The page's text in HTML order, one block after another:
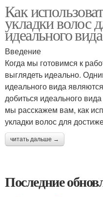
Как
укладки волос
идеального вида
Введение
Когда мы готовимся к
выглядеть идеально.
идеального вида
добиться идеального
мы расскажем вам, как
укладки волос для
читать дальше →
Последние